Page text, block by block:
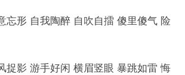
忘形 自我陶醉 自吹自擂 傻里傻气 险
捉影 游手好闲 横眉竖眼 暴跳如雷 悔